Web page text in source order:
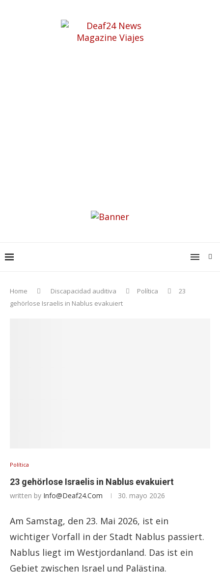
Home Discapacidad auditiva Política
23
gehörlose Israelis in Nablus evakuiert
Política
23 gehörlose Israelis in Nablus evakuiert
written by Info@deaf24.com 30. mayo 2026
Am Samstag, den 23. Mai 2026, ist ein
wichtiger Vorfall in der Stadt Nablus passiert.
Nablus liegt im Westjordanland. Das ist ein
Gebiet zwischen Israel und Palästina.